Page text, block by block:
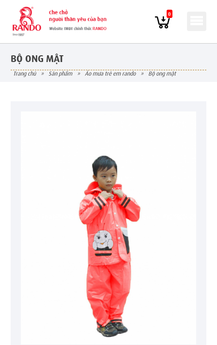
0
BỘ ONG MẬT
trang chủ » sản phẩm » áo mưa trẻ em rando » bộ ong mật